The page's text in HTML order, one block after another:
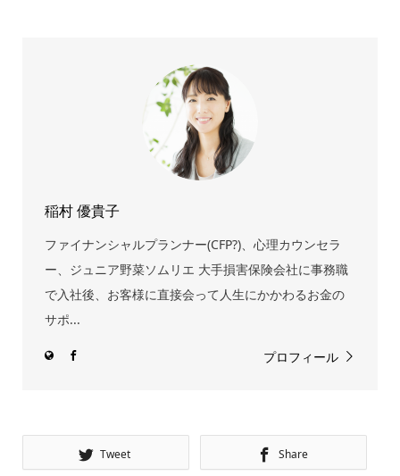
稲村 優貴子
ファイナンシャルプランナー(CFP?)、心理カウンセラ
ー、ジュニア野菜ソムリエ 大手損害保険会社に事務職
で入社後、お客様に直接会って人生にかかわるお金の
サポ...
プロフィール
Tweet Share